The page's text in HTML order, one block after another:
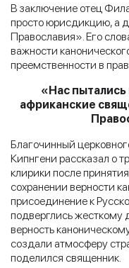
В заключение отец
просто юрисдикцию, а
Православия». Его
важности
преемственности в
«Нас
африканские
Благочинный
Кипнгени рассказал о
клирики после
сохранении верности
присоединение к
подверглись жесткому
верность
создали атмосферу
поделился священник.